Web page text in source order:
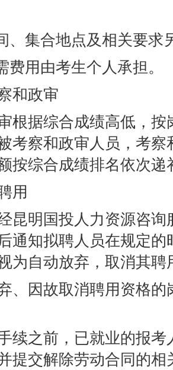
、集合地点及相关要求
费用由考生个人承担。
和政审
根据综合成绩高低，
考察和政审人员，考
按综合成绩排名依次递
用
昆明国投人力资源咨
通知拟聘人员在规定
为自动放弃，取消其聘
、因故取消聘用资格
续之前，已就业的报
提交解除劳动合同的